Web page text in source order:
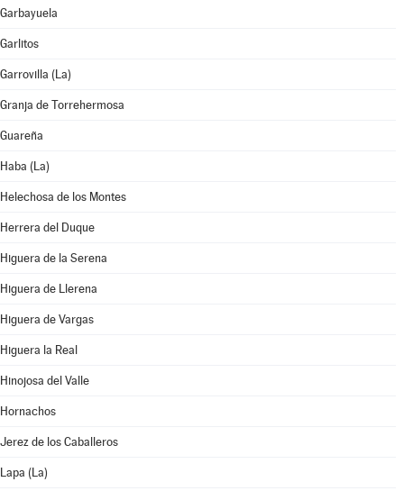
Garbayuela
Garlitos
Garrovilla (La)
Granja de Torrehermosa
Guareña
Haba (La)
Helechosa de los Montes
Herrera del Duque
Higuera de la Serena
Higuera de Llerena
Higuera de Vargas
Higuera la Real
Hinojosa del Valle
Hornachos
Jerez de los Caballeros
Lapa (La)